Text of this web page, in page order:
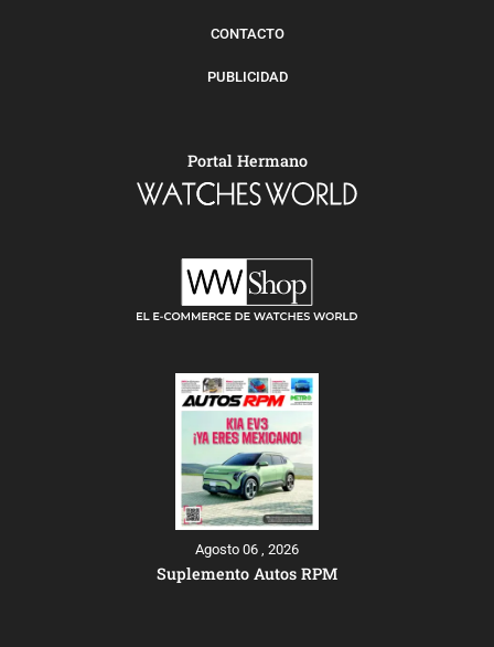
CONTACTO
PUBLICIDAD
Portal Hermano
Agosto 06 , 2026
Suplemento Autos RPM